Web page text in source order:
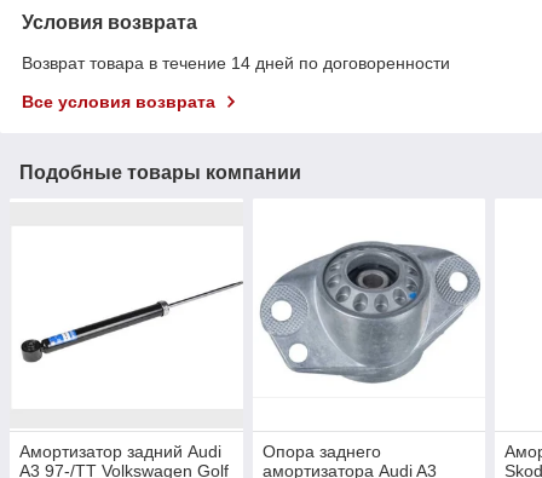
Условия возврата
Возврат товара в течение 14 дней по договоренности
Все условия возврата
Подобные товары компании
Амортизатор задний Audi
A3 97-/TT Volkswagen Golf
Опора заднего
амортизатора Audi A3